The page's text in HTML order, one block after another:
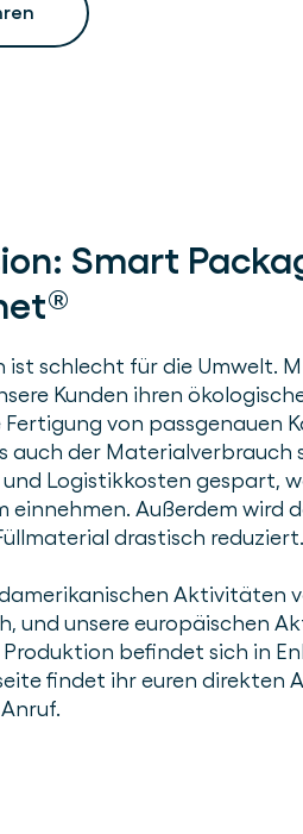
Smart
ist schlecht für die Umwelt.
Kunden ihren
von passgenauen
auch der Materialverbrauch
Logistikkosten gespart,
einnehmen. Außerdem wird
drastisch reduziert.
Aktivitäten
und unsere europäischen
befindet sich in
findet ihr euren direkten